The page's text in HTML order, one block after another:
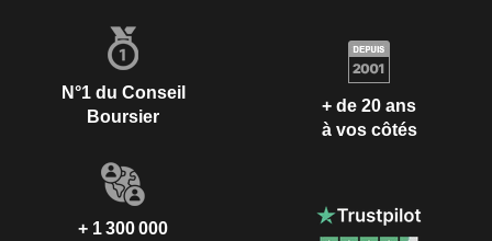
N°1 du Conseil
Boursier
+ de 20 ans
à vos côtés
+ 1 300 000